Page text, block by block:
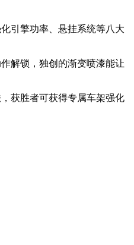
引擎功率、悬挂系统等八大
解锁，独创的渐变喷漆能让
获胜者可获得专属车架强化